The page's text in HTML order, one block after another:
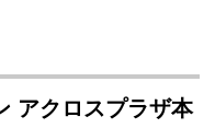
アクロスプラザ本